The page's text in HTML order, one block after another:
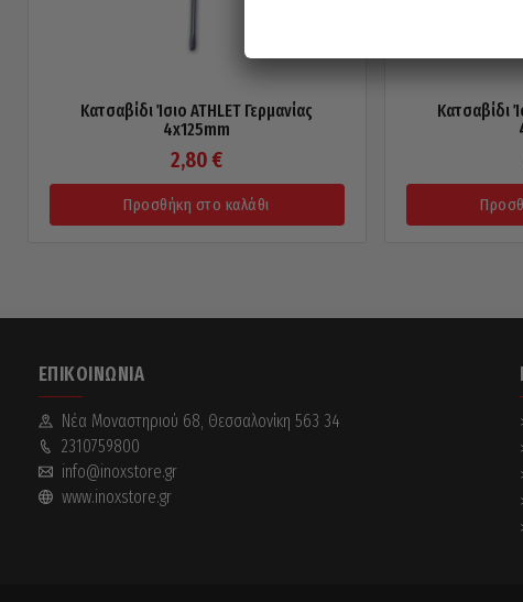
Κατσαβίδι Ίσιο ATHLET Γερμανίας
4x125mm
2,80 €
Προσθήκη στο καλάθι
Κατσαβίδι
ΕΠΙΚΟΙΝΩΝΊΑ
Νέα Mοναστηριού 68, Θεσσαλονίκη 563 34
2310759800
info@inoxstore.gr
www.inoxstore.gr